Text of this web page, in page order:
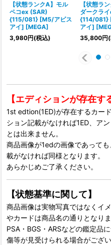
【状態ランクA】モル
ペコex (SAR)
{115/081} [M5/アビス
アイ] [MEGA]
3,980円(税込)
【状態ラ
ダークラ
{114/081}
アイ]
35,800円
【エディションが存在す
1st edtion(1ED)が存在するカー
ション記載がなければ1ED、ア
とは出来ません。
商品画像が1edの画像であって
載がなければ同様となります。
あらかじめご了承ください。
【状態基準に関して】
商品画像は実物写真ではなくイ
やカードは商品名の通りとなり
PSA・BGS・ARSなどの鑑定品
傷等が見受けられる場合がござ